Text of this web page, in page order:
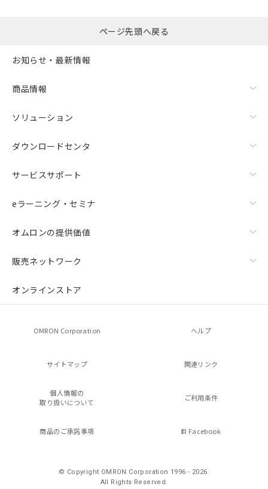
ページ先頭へ戻る
お知らせ・最新情報
商品情報
ソリューション
ダウンロードセンタ
サービスサポート
eラーニング・セミナ
オムロンの提供価値
販売ネットワーク
オンラインストア
OMRON Corporation ヘルプ
サイトマップ 関連リンク
個人情報の
取り扱いについて
ご利用条件
商品のご承諾事項 Facebook
© Copyright OMRON Corporation 1996 - 2026.
All Rights Reserved.